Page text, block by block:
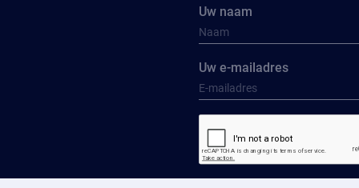
Uw naam
Uw e-mailadres